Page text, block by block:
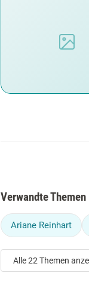
Verwandte Themen
Ariane Reinhart
Alle 22 Themen